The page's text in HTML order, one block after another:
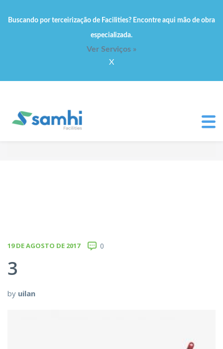
19 DE AGOSTO DE 2017 0
3
by uilan
Buscando por terceirização de Facilities? Encontre aqui mão de obra
especializada.
Ver Serviços »
X